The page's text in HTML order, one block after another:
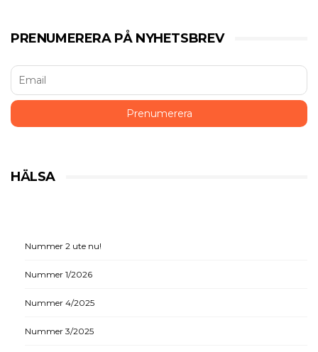
PRENUMERERA PÅ NYHETSBREV
HÄLSA
Nummer 2 ute nu!
Nummer 1/2026
Nummer 4/2025
Nummer 3/2025